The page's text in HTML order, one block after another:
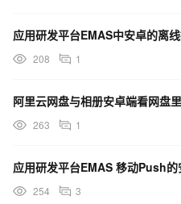
208 1
263 1
应用研发平台EMAS 移动Push
254 3